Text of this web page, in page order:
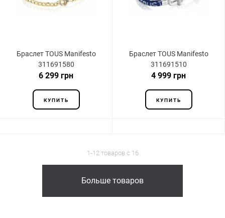
Браслет TOUS Manifesto
311691580
6 299 грн
КУПИТЬ
Браслет TOUS Manifesto
311691510
4 999 грн
КУПИТЬ
1-12 товаров с 16
Больше товаров